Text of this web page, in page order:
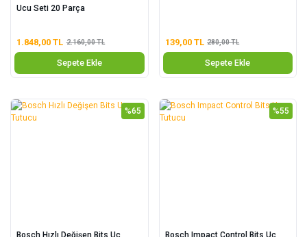
Ucu Seti 20 Parça
1.848,00 TL 2.160,00 TL
Sepete Ekle
139,00 TL 280,00 TL
Sepete Ekle
%65 %55